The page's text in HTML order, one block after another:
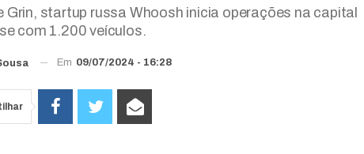
startup russa Whoosh inicia operações na capital
com 1.200 veículos.
Em 09/07/2024 - 16:28